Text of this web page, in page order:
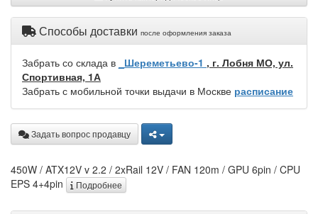
Способы доставки после оформления заказа
Забрать со склада в _Шереметьево-1 , г. Лобня МО, ул.
Спортивная, 1А
Забрать с мобильной точки выдачи в Москве расписание
Задать вопрос продавцу
450W / ATX12V v 2.2 / 2xRail 12V / FAN 120m / GPU 6pin / CPU
EPS 4+4pin
Подробнее